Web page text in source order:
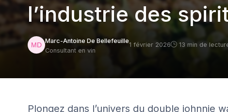
l’industrie des
Marc-Antoine De Bellefeuille
Consultant en vin
1 février 2026 13 min de
Plongez dans l’univers du double johnnie